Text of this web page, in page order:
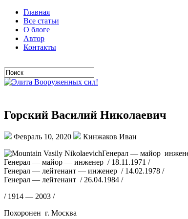
Главная
Все статьи
О блоге
Автор
Контакты
Горский Василий Николаевич
Февраль 10, 2020
Кинжаков Иван
Генерал — майор
Генерал — майор — инженер / 18.11.1971 /
Генерал — лейтенант — инженер / 14.02.1978 /
Генерал — лейтенант / 26.04.1984 /
/ 1914 — 2003 /
Похоронен г. Москва